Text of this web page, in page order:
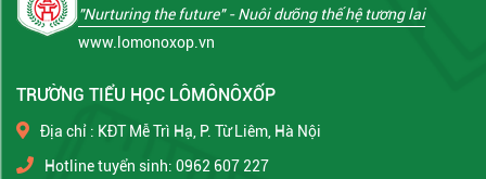
"Nurturing the future"- Nuôi dưỡng thế hệ tương lai
www.lomonoxop.vn
TRƯỜNG TIỂU HỌC LÔMÔNÔXỐP
Địa chỉ : KĐT Mễ Trì Hạ, P. Từ Liêm, Hà Nội
Hotline tuyển sinh: 0962 607 227